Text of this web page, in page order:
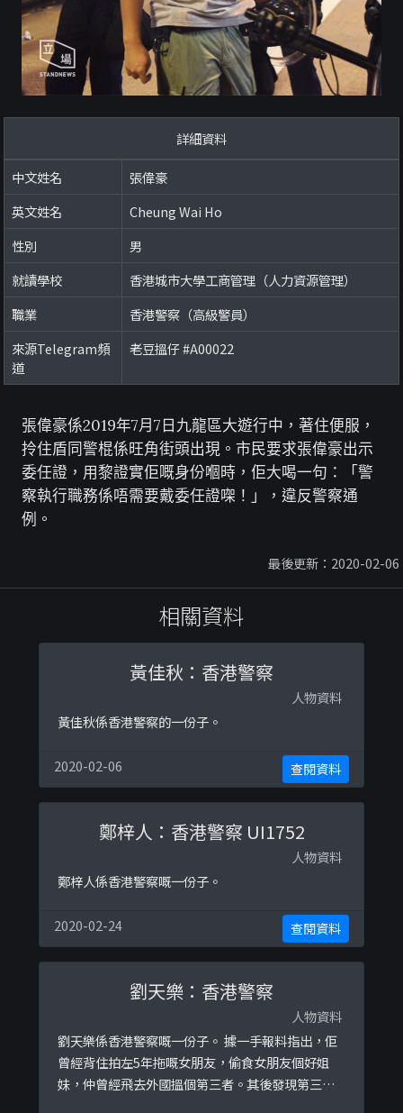
詳細資料
中文姓名
張偉豪
英文姓名
Cheung Wai Ho
性別
男
就讀學校
香港城市大學工商管理（人力資源管理）
職業
香港警察（高級警員）
來源Telegram頻
道
老豆搵仔 #A00022
張偉豪係2019年7月7日九龍區大遊行中，著住便服，
拎住盾同警棍係旺角街頭出現。市民要求張偉豪出示
委任證，用黎證實佢嘅身份嗰時，佢大喝一句：「警
察執行職務係唔需要戴委任證㗎！」，違反警察通
例。
最後更新：2020-02-06
相關資料
黃佳秋：香港警察
人物資料
黃佳秋係香港警察的一份子。
2020-02-06 查閱資料
鄭梓人：香港警察 UI1752
人物資料
鄭梓人係香港警察嘅一份子。
2020-02-24 查閱資料
劉天樂：香港警察
人物資料
劉天樂係香港警察嘅一份子。 據一手報料指出，佢
曾經背住拍左5年拖嘅女朋友，偷食女朋友個好姐
妹，仲曾經飛去外國搵個第三者。其後發現第三者